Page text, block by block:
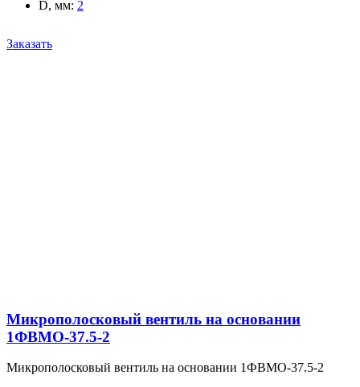
D, мм: 2
Заказать
Микрополосковый вентиль на основании
1ФВМO-37.5-2
Микрополосковый вентиль на основании 1ФВМO-37.5-2